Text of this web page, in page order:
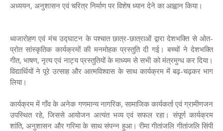
अध्ययन, अनुशासन एवं चरित्र निर्माण पर विशेष ध्यान देने का आह्वान किया।
ध्वजारोहण एवं मंच उद्घाटन के पश्चात छात्र-छात्राओं द्वारा देशभक्ति से ओत-
प्रोत सांस्कृतिक कार्यक्रमों की मनमोहक प्रस्तुति दी गई। बच्चों ने देशभक्ति
गीत, भाषण, नृत्य एवं नाट्य प्रस्तुतियों के माध्यम से सभी को मंत्रमुग्ध कर दिया।
विद्यार्थियों ने पूरे उत्साह और आत्मविश्वास के साथ कार्यक्रम में बढ़-चढ़कर भाग
लिया।
कार्यक्रम में गाँव के अनेक गणमान्य नागरिक, सामाजिक कार्यकर्ता एवं ग्रामीणजन
उपस्थित रहे, जिससे आयोजन अत्यंत भव्य एवं सफल रहा। संपूर्ण कार्यक्रम
शांति, अनुशासन और गरिमा के साथ संपन्न हुआ। रीमा गीतांजलि गीतांजलि सिंपी